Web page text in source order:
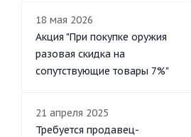
18 мая 2026
Акция "При покупке оружия
разовая скидка на
сопутствующие товары 7%"
21 апреля 2025
Требуется продавец-